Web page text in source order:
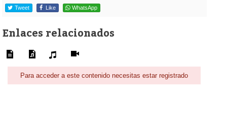
Tweet Like WhatsApp
Enlaces relacionados
Para acceder a este contenido necesitas estar registrado